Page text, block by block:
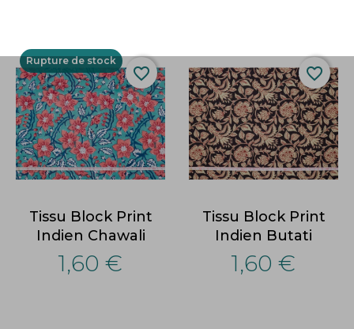
Tissu Block Print
Indien Chawali
1,60 €
Rupture de stock
favorite_border
Tissu Block Print
Indien Butati
1,60 €
favorite_border